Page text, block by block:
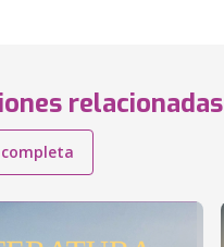
relacionadas